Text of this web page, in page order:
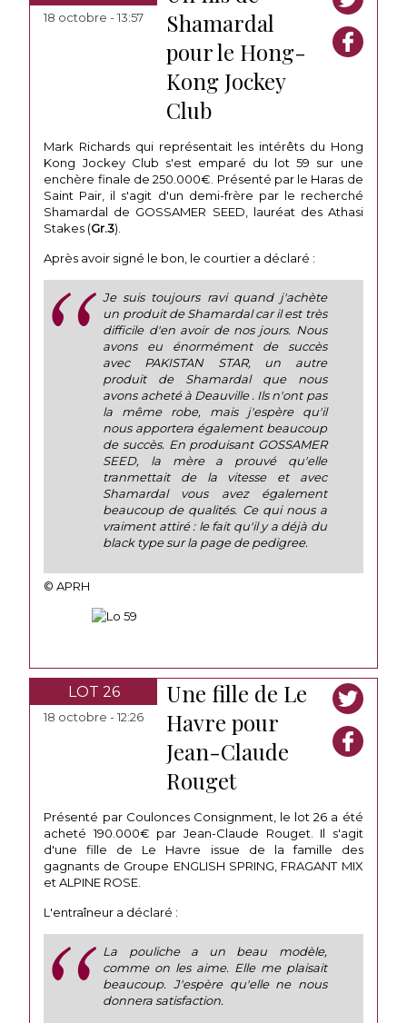
18 octobre - 13:57
Shamardal
pour le Hong-
Kong Jockey
Club
Mark Richards qui représentait les intérêts du Hong
Kong Jockey Club s'est emparé du lot 59 sur une
enchère finale de 250.000€. Présenté par le Haras de
Saint Pair, il s'agit d'un demi-frère par le recherché
Shamardal de GOSSAMER SEED, lauréat des Athasi
Stakes (Gr.3).
Après avoir signé le bon, le courtier a déclaré :
Je suis toujours ravi quand j'achète
un produit de Shamardal car il est très
difficile d'en avoir de nos jours. Nous
avons eu énormément de succès
avec PAKISTAN STAR, un autre
produit de Shamardal que nous
avons acheté à Deauville . Ils n'ont pas
la même robe, mais j'espère qu'il
nous apportera également beaucoup
de succès. En produisant GOSSAMER
SEED, la mère a prouvé qu'elle
tranmettait de la vitesse et avec
Shamardal vous avez également
beaucoup de qualités. Ce qui nous a
vraiment attiré : le fait qu'il y a déjà du
black type sur la page de pedigree.
© APRH
LOT 26
18 octobre - 12:26
Une fille de Le
Havre pour
Jean-Claude
Rouget
Présenté par Coulonces Consignment, le lot 26 a été
acheté 190.000€ par Jean-Claude Rouget. Il s'agit
d'une fille de Le Havre issue de la famille des
gagnants de Groupe ENGLISH SPRING, FRAGANT MIX
et ALPINE ROSE.
L'entraîneur a déclaré :
La pouliche a un beau modèle,
comme on les aime. Elle me plaisait
beaucoup. J'espère qu'elle ne nous
donnera satisfaction.